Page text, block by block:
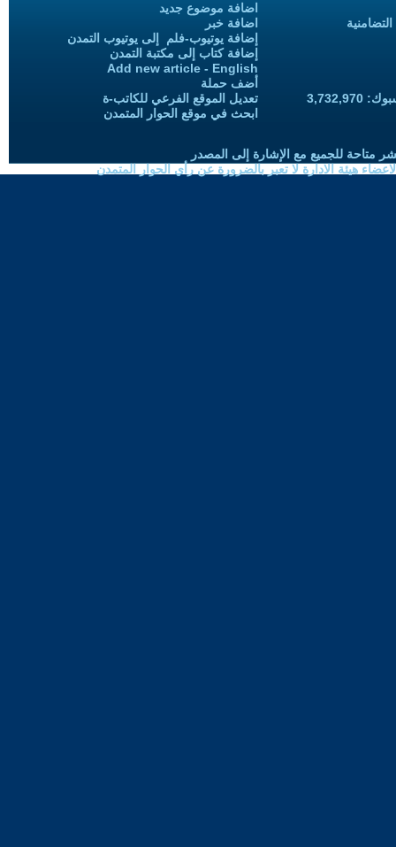
اضافة موضوع جديد
اضافة خبر
إضافة يوتيوب-فلم إلى يوتيوب التمدن
إضافة كتاب إلى مكتبة التمدن
Add new article - English
أضف حملة
تعديل الموقع الفرعي للكاتب-ة
ابحث في موقع الحوار المتمدن
متاحة للجميع مع الإشارة إلى المصدر
هيئة الادارة لا تعبر بالضرورة عن رأي الحوار المتمدن